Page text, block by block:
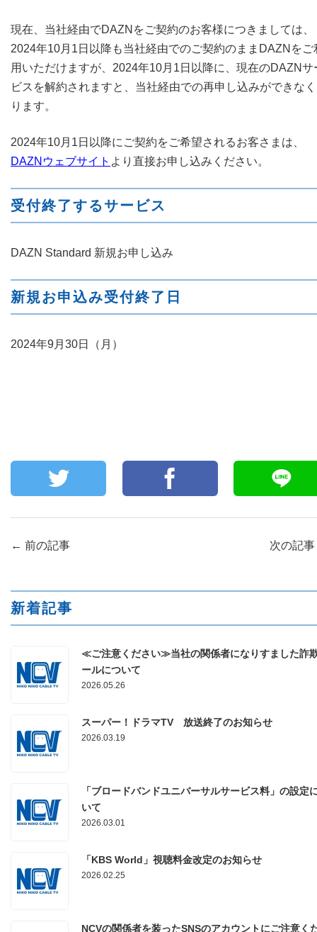
現在、当社経由でDAZNをご契約のお客様につきましては、
2024年10月1日以降も当社経由でのご契約のままDAZNをご
用いただけますが、2024年10月1日以降に、現在のDAZNサ
ビスを解約されますと、当社経由での再申し込みができな
ります。
2024年10月1日以降にご契約をご希望されるお客さまは、
DAZNウェブサイト より直接お申し込みください。
受付終了するサービス
DAZN Standard 新規お申し込み
新規お申込み受付終了日
2024年9月30日（月）
← 前の記事 次の記事
新着記事
≪ご注意ください≫当社の関係者になりすました詐
ールについて
2026.05.26
スーパー！ドラマTV 放送終了のお知らせ
2026.03.19
「ブロードバンドユニバーサルサービス料」の設定
いて
2026.03.01
「KBS World」視聴料金改定のお知らせ
2026.02.25
NCVの関係者を装ったSNSのアカウントにご注意く